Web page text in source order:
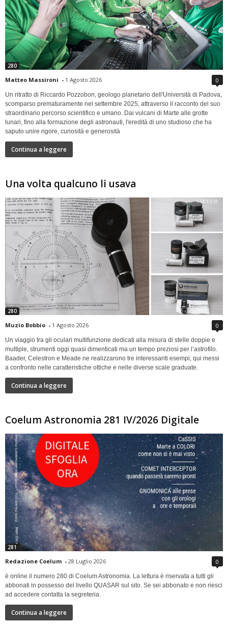
280
Matteo Massironi - 1 Agosto 2026 0
Un ritratto di Riccardo Pozzobon, geologo planetario dell'Università di Padova,
scomparso prematuramente nel settembre 2025, attraverso il racconto del suo
straordinario percorso scientifico e umano. Dai vulcani di Marte alle grotte
lunari, fino alla formazione degli astronauti, l'eredità di uno studioso che ha
saputo unire rigore, curiosità e generosità
Continua a leggere
Una volta qualcuno li usava
280
Muzio Bobbio - 1 Agosto 2026 0
Un viaggio tra gli oculari multifunzione dedicati alla misura di stelle doppie e
multiple, strumenti oggi quasi dimenticati ma un tempo preziosi per l’astrofilo.
Baader, Celestron e Meade ne realizzarono tre interessanti esempi, qui messi
a confronto nelle caratteristiche ottiche e nelle diverse scale graduate.
Continua a leggere
Coelum Astronomia 281 IV/2026 Digitale
281
Redazione Coelum - 28 Luglio 2026 0
è online il numero 280 di Coelum Astronomia. La lettura è riservata a tutti gli
abbonati in possesso del livello QUASAR sul sito. Se sei abbonato e non riesci
ad accedere contatta la segreteria.
Continua a leggere